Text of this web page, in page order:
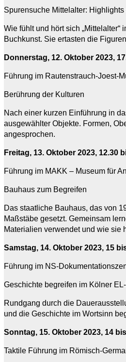
Spurensuche Mittelalter:
Wie fühlt und hört sich
Buchkunst. Sie ertasten die
Donnerstag, 12. Oktober 2023,
Führung im Rautenstrauch-Joest-
Berührung der Kulturen
Nach einer kurzen Einführung in
ausgewählter Objekte. Formen,
angesprochen.
Freitag, 13. Oktober 2023, 12.30
Führung im MAKK – Museum für
Bauhaus zum Begreifen
Das staatliche Bauhaus, das von
Maßstäbe gesetzt. Gemeinsam
Materialien verwendet und wie sie
Samstag, 14. Oktober 2023, 15
Führung im NS-
Geschichte begreifen im Kölner
Rundgang durch die
und die Geschichte im Wortsinn
Sonntag, 15. Oktober 2023, 14
Taktile Führung im Römisch-